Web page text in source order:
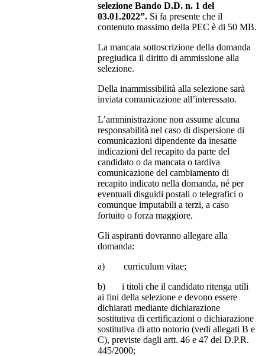
selezione Bando D.D. n. 1 del
03.01.2022”. Si fa presente che il
contenuto massimo della PEC è di 50 MB.
La mancata sottoscrizione della domanda
pregiudica il diritto di ammissione alla
selezione.
Della inammissibilità alla selezione sarà
inviata comunicazione all’interessato.
L’amministrazione non assume alcuna
responsabilità nel caso di dispersione di
comunicazioni dipendente da inesatte
indicazioni del recapito da parte del
candidato o da mancata o tardiva
comunicazione del cambiamento di
recapito indicato nella domanda, né per
eventuali disguidi postali o telegrafici o
comunque imputabili a terzi, a caso
fortuito o forza maggiore.
Gli aspiranti dovranno allegare alla
domanda:
a) curriculum vitae;
b) i titoli che il candidato ritenga utili
ai fini della selezione e devono essere
dichiarati mediante dichiarazione
sostitutiva di certificazioni o dichiarazione
sostitutiva di atto notorio (vedi allegati B e
C), previste dagli artt. 46 e 47 del D.P.R.
445/2000;